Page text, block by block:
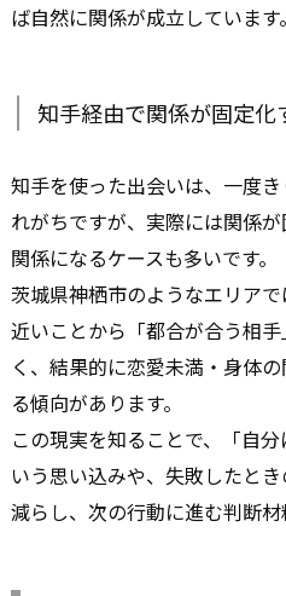
ば自然に関係が成立しています。
知手経由で関係が固定化
知手を使った出会いは、一度
れがちですが、実際には関係
関係になるケースも多いです。
茨城県神栖市のようなエリア
近いことから「都合が合う相
く、結果的に恋愛未満・身体
る傾向があります。
この現実を知ることで、「自
いう思い込みや、失敗したと
減らし、次の行動に進む判断材